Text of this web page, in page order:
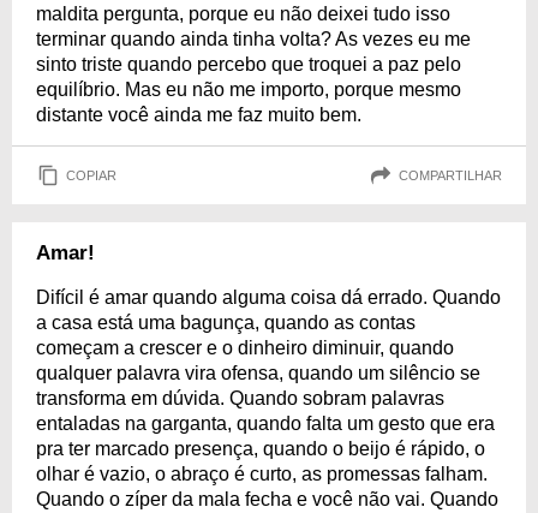
maldita pergunta, porque eu não deixei tudo isso
terminar quando ainda tinha volta? As vezes eu me
sinto triste quando percebo que troquei a paz pelo
equilíbrio. Mas eu não me importo, porque mesmo
distante você ainda me faz muito bem.
COPIAR COMPARTILHAR
Amar!
Difícil é amar quando alguma coisa dá errado. Quando
a casa está uma bagunça, quando as contas
começam a crescer e o dinheiro diminuir, quando
qualquer palavra vira ofensa, quando um silêncio se
transforma em dúvida. Quando sobram palavras
entaladas na garganta, quando falta um gesto que era
pra ter marcado presença, quando o beijo é rápido, o
olhar é vazio, o abraço é curto, as promessas falham.
Quando o zíper da mala fecha e você não vai. Quando